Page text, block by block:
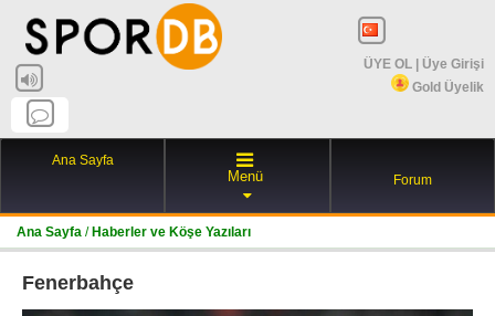
ÜYE OL
Üye Girişi
Gold Üyelik
Ana Sayfa
Menü Forum
Ana Sayfa / Haberler ve Köşe Yazıları
Fenerbahçe